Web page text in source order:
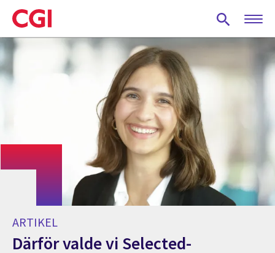
Skip
to
main
content
ARTIKEL
Därför valde vi Selected-